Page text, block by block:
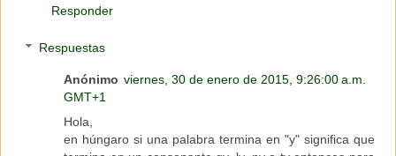
Responder
Respuestas
Anónimo viernes, 30 de enero de 2015, 9:26:00 a.m.
GMT+1
Hola,
en húngaro si una palabra termina en "y" significa que